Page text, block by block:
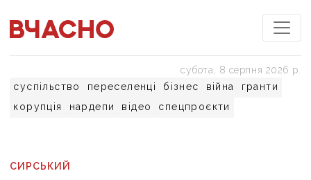
суспільство переселенці бізнес війна
гранти
корупція
нардепи відео спецпроєкти
субота, 8 серпня 2026 р.
СИРСЬКИЙ